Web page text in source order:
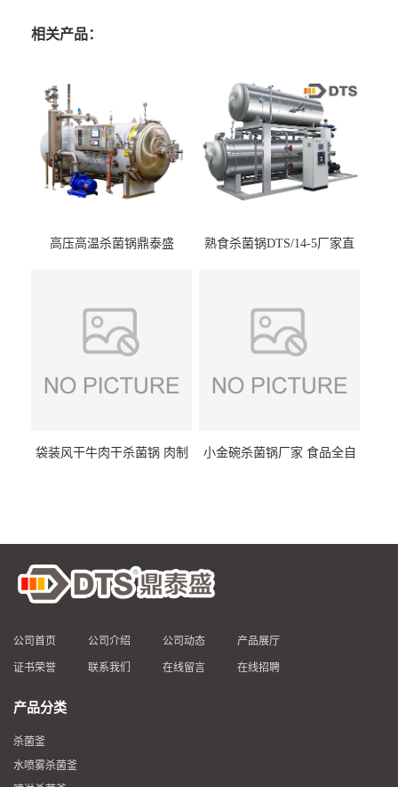
相关产品：
高压高温杀菌锅鼎泰盛
熟食杀菌锅DTS/14-5厂家直
袋装风干牛肉干杀菌锅 肉制
小金碗杀菌锅厂家 食品全自
公司首页 公司介绍 公司动态 产品展厅
证书荣誉 联系我们 在线留言 在线招聘
产品分类
杀菌釜
水喷雾杀菌釜